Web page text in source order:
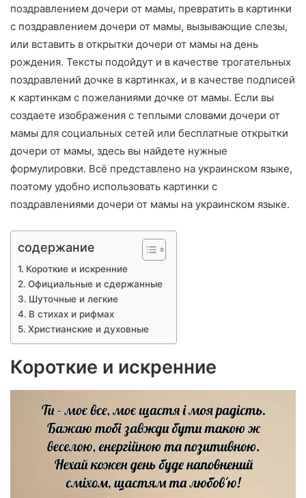
поздравлением дочери от мамы, превратить в картинки
с поздравлением дочери от мамы, вызывающие слезы,
или вставить в открытки дочери от мамы на день
рождения. Тексты подойдут и в качестве трогательных
поздравлений дочке в картинках, и в качестве подписей
к картинкам с пожеланиями дочке от мамы. Если вы
создаете изображения с теплыми словами дочери от
мамы для социальных сетей или бесплатные открытки
дочери от мамы, здесь вы найдете нужные
формулировки. Всё представлено на украинском языке,
поэтому удобно использовать картинки с
поздравлениями дочери от мамы на украинском языке.
содержание
Короткие и искренние
Официальные и сдержанные
Шуточные и легкие
В стихах и рифмах
Христианские и духовные
Короткие и искренние